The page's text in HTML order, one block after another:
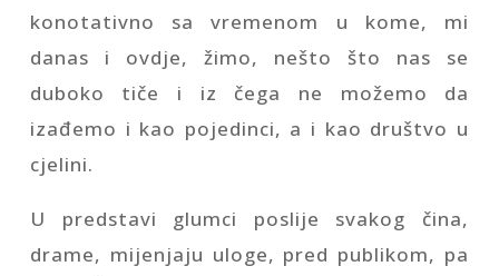
konotativno sa vremenom u kome, mi
danas i ovdje, žimo, nešto što nas se
duboko tiče i iz čega ne možemo da
izađemo i kao pojedinci, a i kao društvo u
cjelini.
U predstavi glumci poslije svakog čina,
drame, mijenjaju uloge, pred publikom, pa